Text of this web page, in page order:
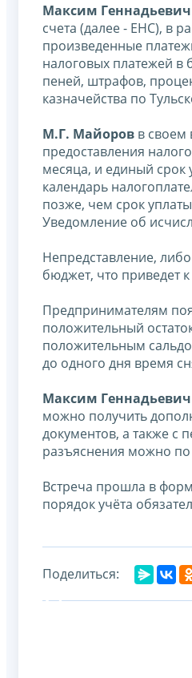
Максим Геннадьевич
счета (далее - ЕНС), в
произведенные
налоговых платежей в
пеней, штрафов,
казначейства по
М.Г. Майоров в своем
предоставления
месяца, и единый срок
календарь
позже, чем срок
Уведомление об
Непредставление,
бюджет, что приведет
Предпринимателям
положительный
положительным
до одного дня время
Максим Геннадьевич
можно получить
документов, а также с
разъяснения можно по
Встреча прошла в
порядок учёта
Поделиться: